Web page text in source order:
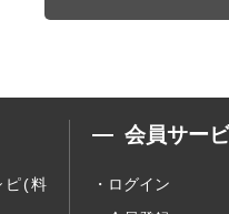
ピ(料
会員サー
ログイン